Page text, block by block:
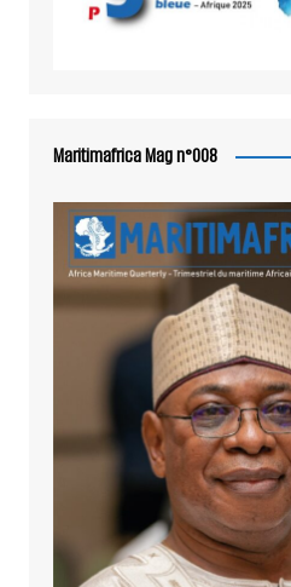
Maritimafrica Mag n°008